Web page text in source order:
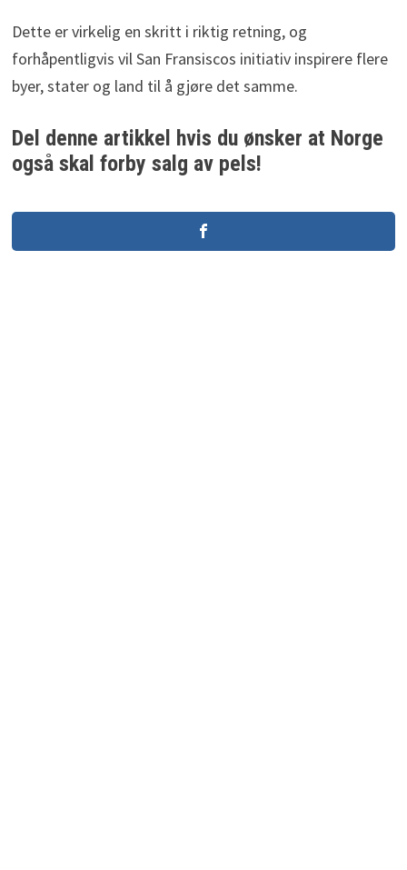
Dette er virkelig en skritt i riktig retning, og
forhåpentligvis vil San Fransiscos initiativ inspirere flere
byer, stater og land til å gjøre det samme.
Del denne artikkel hvis du ønsker at Norge
også skal forby salg av pels!